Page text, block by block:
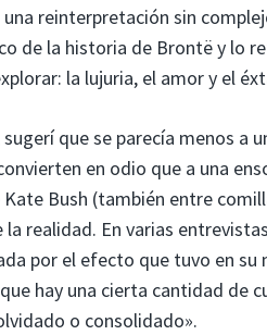
una reinterpretación sin
de la historia de Brontë y lo
la lujuria, el amor y el
que se parecía menos a
en odio que a una
Kate Bush (también entre
realidad. En varias
por el efecto que tuvo en su
hay una cierta cantidad
o consolidado».